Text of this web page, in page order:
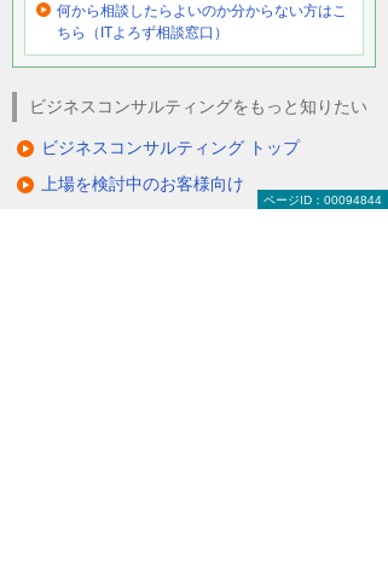
何から相談したらよいのか分からない方はこ
ちら（ITよろず相談窓口）
ビジネスコンサルティングをもっと知りたい
ビジネスコンサルティング トップ
上場を検討中のお客様向け
ページID：00094844